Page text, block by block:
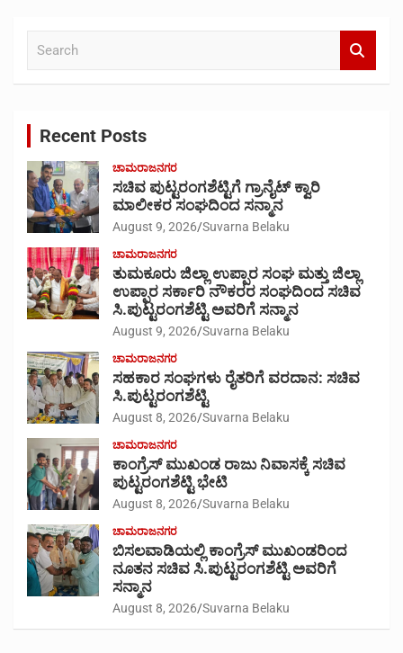
Recent Posts
ಚಾಮರಾಜನಗರ
ಸಚಿವ ಪುಟ್ಟರಂಗಶೆಟ್ಟಿಗೆ ಗ್ರಾನೈಟ್ ಕ್ವಾರಿ
ಮಾಲೀಕರ ಸಂಘದಿಂದ ಸನ್ಮಾನ
August 9, 2026 Suvarna Belaku
ಚಾಮರಾಜನಗರ
ತುಮಕೂರು ಜಿಲ್ಲಾ ಉಪ್ಪಾರ ಸಂಘ ಮತ್ತು ಜಿಲ್ಲಾ
ಉಪ್ಪಾರ ಸರ್ಕಾರಿ ನೌಕರರ ಸಂಘದಿಂದ ಸಚಿವ
ಸಿ.ಪುಟ್ಟರಂಗಶೆಟ್ಟಿ ಅವರಿಗೆ ಸನ್ಮಾನ
August 9, 2026 Suvarna Belaku
ಚಾಮರಾಜನಗರ
ಸಹಕಾರ ಸಂಘಗಳು ರೈತರಿಗೆ ವರದಾನ: ಸಚಿವ
ಸಿ.ಪುಟ್ಟರಂಗಶೆಟ್ಟಿ
August 8, 2026 Suvarna Belaku
ಚಾಮರಾಜನಗರ
ಕಾಂಗ್ರೆಸ್ ಮುಖಂಡ ರಾಜು ನಿವಾಸಕ್ಕೆ ಸಚಿವ
ಪುಟ್ಟರಂಗಶೆಟ್ಟಿ ಭೇಟಿ
August 8, 2026 Suvarna Belaku
ಚಾಮರಾಜನಗರ
ಬಿಸಲವಾಡಿಯಲ್ಲಿ ಕಾಂಗ್ರೆಸ್ ಮುಖಂಡರಿಂದ
ನೂತನ ಸಚಿವ ಸಿ.ಪುಟ್ಟರಂಗಶೆಟ್ಟಿ ಅವರಿಗೆ
ಸನ್ಮಾನ
August 8, 2026 Suvarna Belaku